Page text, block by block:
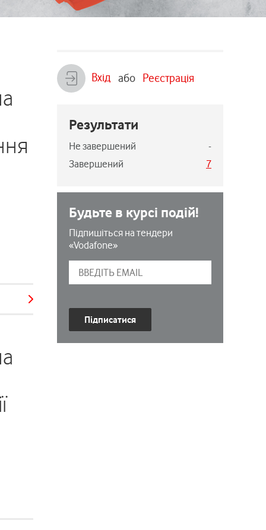
Вхід або Реєстрація
Результати
Не завершений
-
Завершений
7
Будьте в курсі подій!
Підпишіться на тендери
«Vodafone»
Підписатися